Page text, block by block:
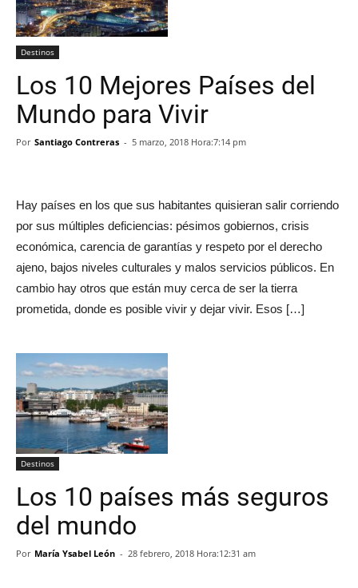
Destinos
Los 10 Mejores Países del
Mundo para Vivir
Por Santiago Contreras - 5 marzo, 2018 Hora:7:14 pm
Hay países en los que sus habitantes quisieran salir corriendo
por sus múltiples deficiencias: pésimos gobiernos, crisis
económica, carencia de garantías y respeto por el derecho
ajeno, bajos niveles culturales y malos servicios públicos. En
cambio hay otros que están muy cerca de ser la tierra
prometida, donde es posible vivir y dejar vivir. Esos […]
Destinos
Los 10 países más seguros
del mundo
Por María Ysabel León - 28 febrero, 2018 Hora:12:31 am